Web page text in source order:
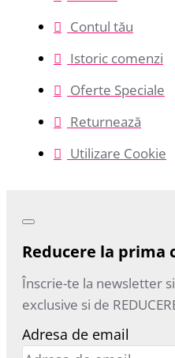
Contul tău
Istoric comenzi
Oferte Speciale
Returnează
Utilizare Cookie
Reducere la prima
Înscrie-te la newsletter
exclusive si de
Adresa de email